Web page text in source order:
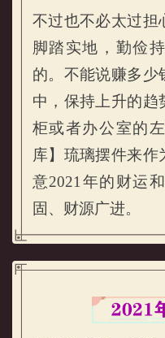
不过也不必太过担
脚踏实地，勤俭
的。不能说赚多少
中，保持上升的趋
柜或者办公室的
库】琉璃摆件来作
意2021年的财运
固、财源广进。